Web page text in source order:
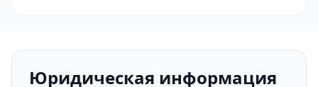
Юридическая информация